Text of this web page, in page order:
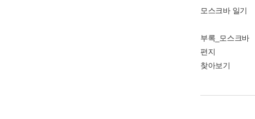
모스크바 일기
부록_모스크바
편지
찾아보기